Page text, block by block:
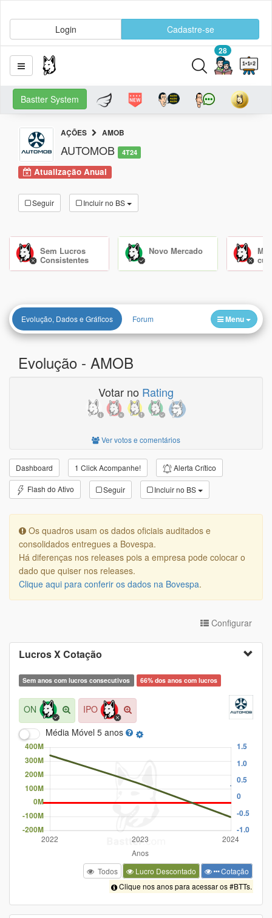
Login Cadastre-se
28
Bastter System
AÇÕES AMOB
AUTOMOB 4T24
Atualização Anual
Seguir Incluir no BS
Sem Lucros
Consistentes
Novo Mercado
Evolução, Dados e Gráficos Forum Menu
Evolução - AMOB
Votar no Rating
Ver votos e comentários
Dashboard 1 Click Acompanhe! Alerta Crítico
Flash do Ativo Seguir Incluir no BS
Os quadros usam os dados oficiais auditados e
consolidados entregues a Bovespa.
Há diferenças nos releases pois a empresa pode colocar o
dado que quiser nos releases.
Clique aqui para conferir os dados na Bovespa.
Configurar
Lucros X Cotação
Sem anos com lucros consecutivos 66% dos anos com lucros
ON
IPO
Média Móvel 5 anos
Todos Lucro Descontado
Cotação
Clique nos anos para acessar os #BTTs.